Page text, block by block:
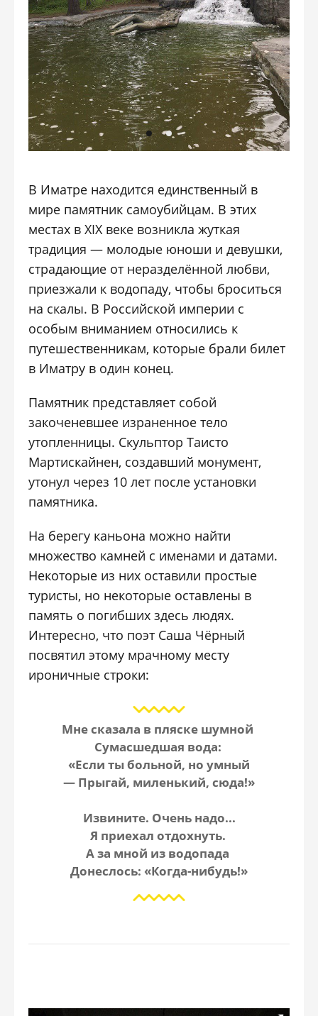
В Иматре находится единственный в
мире памятник самоубийцам. В этих
местах в XIX веке возникла жуткая
традиция — молодые юноши и девушки,
страдающие от неразделённой любви,
приезжали к водопаду, чтобы броситься
на скалы. В Российской империи с
особым вниманием относились к
путешественникам, которые брали билет
в Иматру в один конец.
Памятник представляет собой
закоченевшее израненное тело
утопленницы. Скульптор Таисто
Мартискайнен, создавший монумент,
утонул через 10 лет после установки
памятника.
На берегу каньона можно найти
множество камней с именами и датами.
Некоторые из них оставили простые
туристы, но некоторые оставлены в
память о погибших здесь людях.
Интересно, что поэт Саша Чёрный
посвятил этому мрачному месту
ироничные строки:
Мне сказала в пляске шумной
Сумасшедшая вода:
«Если ты больной, но умный
— Прыгай, миленький, сюда!»
Извините. Очень надо...
Я приехал отдохнуть.
А за мной из водопада
Донеслось: «Когда-нибудь!»